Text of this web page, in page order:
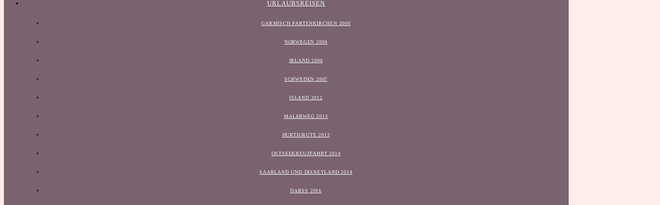
URLAUBSREISEN
GARMISCH PARTENKIRCHEN 2000
NORWEGEN 2004
IRLAND 2006
SCHWEDEN 2007
ISLAND 2012
MALERWEG 2013
HURTIGRUTE 2013
OSTSEEKREUZFAHRT 2014
SAARLAND UND DISNEYLAND 2014
DARSS 2016